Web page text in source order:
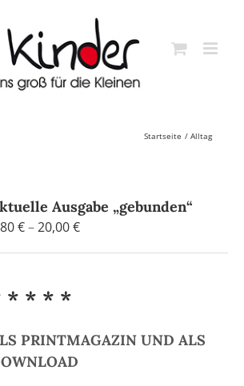
Startseite Alltag
Ausgabe „gebunden“
€–20,00€Preisspanne:
* * * *
PRINTMAGAZIN UND ALS